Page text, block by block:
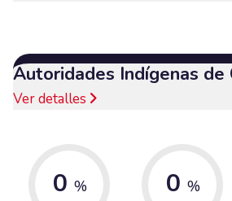
Autoridades Indígenas de
Ver detalles
0 % 0 %